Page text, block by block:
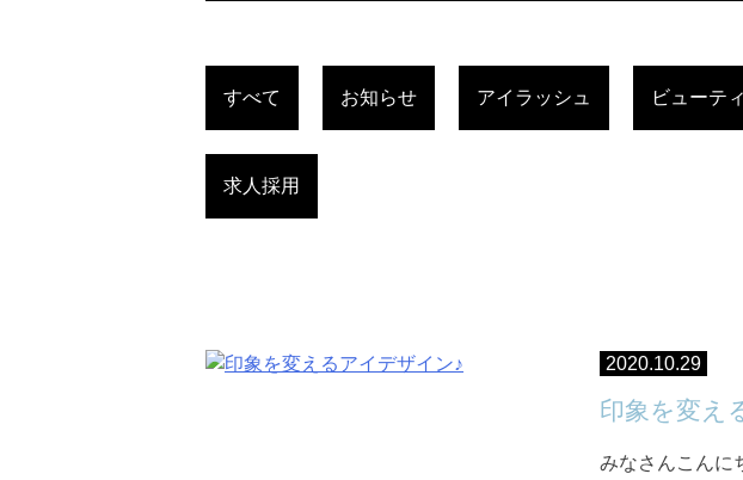
すべて お知らせ アイラッシュ ビューテ
求人採用
2020.10.29
印象を変え
みなさんこんに